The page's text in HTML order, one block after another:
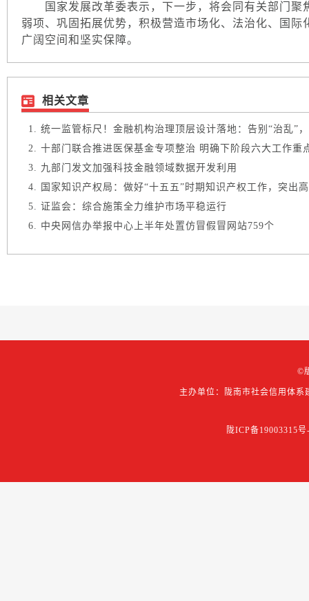
国家发展改革委表示，下一步，将会同有关部门聚
弱项、巩固拓展优势，积极营造市场化、法治化、国
广阔空间和坚实保障。
相关文章
统一监管标尺！金融机构治理顶层设计落地：告别“治乱”
十部门联合推进医保基金专项整治 明确下阶段六大工作重
九部门发文加强科技金融领域数据开发利用
国家知识产权局：做好“十五五”时期知识产权工作，突出
证监会：综合施策全力维护市场平稳运行
中央网信办举报中心上半年处置仿冒假冒网站759个
©
主办单位：陇南市社会信用体系
陇ICP备19003315号